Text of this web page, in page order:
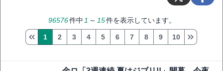
96576件中 1 ～ 15件を表示しています。
1 2 3 4 5 6 7 8 9 10